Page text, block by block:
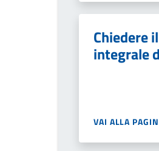
Chiedere
integrale
VAI ALLA